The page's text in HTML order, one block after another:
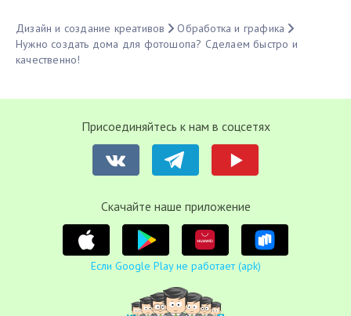
Дизайн и создание креативов
Обработка и графика
Нужно создать дома для фотошопа? Сделаем быстро и
качественно!
Присоединяйтесь к нам в соцсетях
Cкачайте наше приложение
Если Google Play не работает (apk)